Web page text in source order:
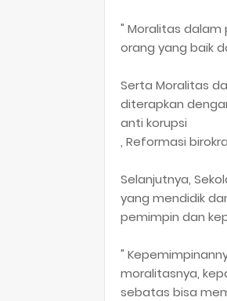
" Moralitas
orang yang baik
Serta Moralitas
diterapkan
anti korupsi
, Reformasi
Selanjutnya,
yang mendidik
pemimpin dan
"
moralitasnya,
sebatas bisa